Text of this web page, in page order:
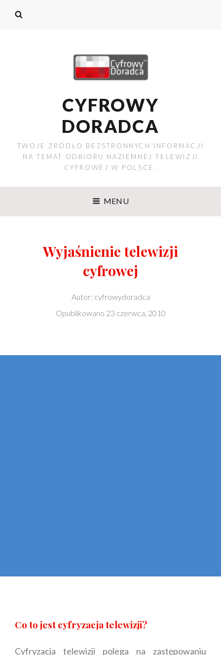
CYFROWY
DORADCA
TWOJE ŹRÓDŁO BEZSTRONNYCH INFORMACJI
NA TEMAT ODBIORU NAZIEMNEJ TELEWIZJI
CYFROWEJ W POLSCE.
MENU
Wyjaśnienie telewizji
cyfrowej
Autor: cyfrowydoradca
Opublikowano 23 czerwca, 2010
Co to jest cyfryzacja telewizji?
Cyfryzacja telewizji polega na zastępowaniu